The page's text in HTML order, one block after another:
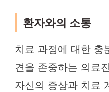
환자와의 소통
치료 과정에 대한 충
견을 존중하는 의료
자신의 증상과 치료